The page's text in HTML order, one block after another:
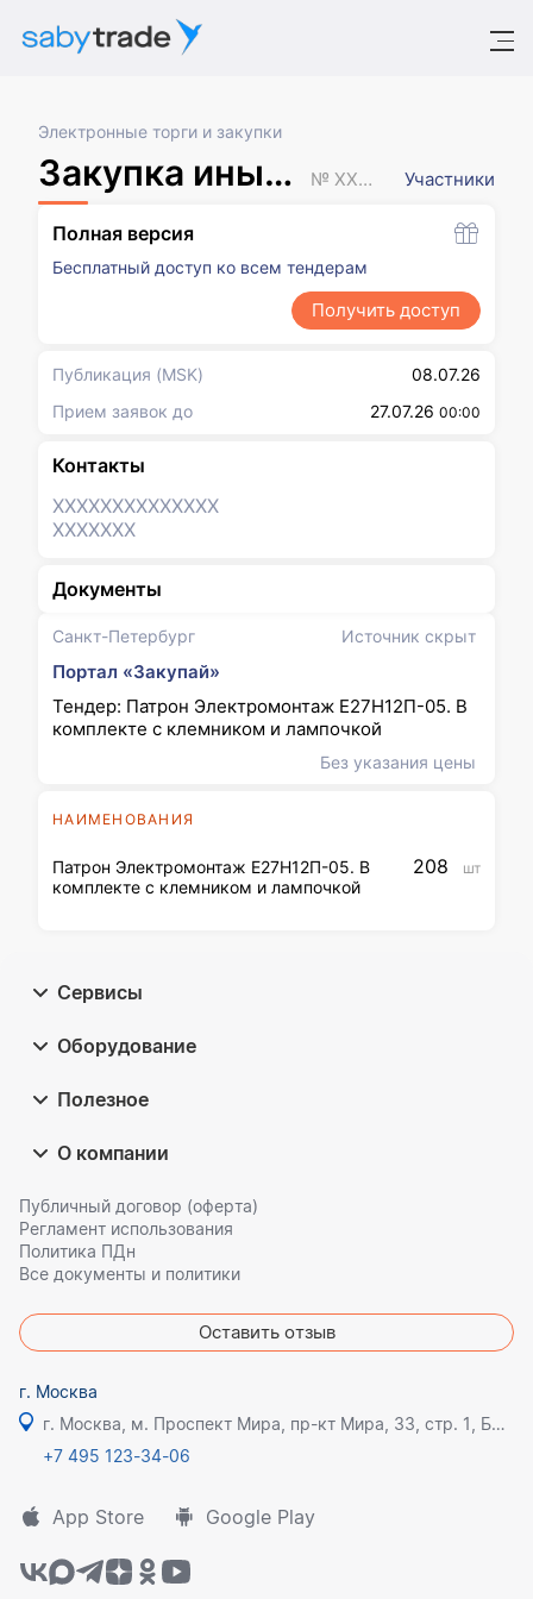
Электронные торги и закупки
Закупка иным способом № XXXXXXX Участники
Санкт-Петербург Источник скрыт
Портал «Закупай»
Тендер: Патрон Электромонтаж Е27Н12П-05. В
комплекте с клемником и лампочкой
Без указания цены
НАИМЕНОВАНИЯ
Патрон Электромонтаж Е27Н12П-05. В
комплекте с клемником и лампочкой
208 шт
Полная версия
Бесплатный доступ ко всем тендерам
Получить доступ
Публикация (MSK)
08.07.26
Прием заявок до
27.07.26 00:00
Контакты
XXXXXXXXXXXXXX
XXXXXXX
Документы
Сервисы
Оборудование
Полезное
О компании
Публичный договор (оферта)
Регламент использования
Политика ПДн
Все документы и политики
Оставить отзыв
г. Москва
г. Москва, м. Проспект Мира, пр-кт Мира, 33, стр. 1, БЦ Олимпик плаза
+7 495 123-34-06
App Store Google Play